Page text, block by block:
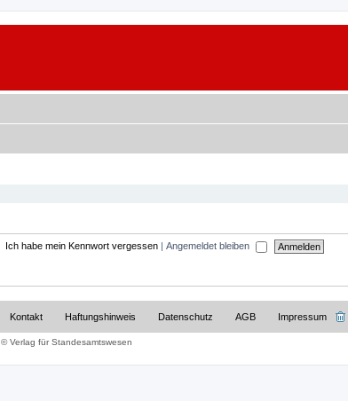
Ich habe mein Kennwort vergessen | Angemeldet bleiben
Impressum
AGB
Datenschutz
Haftungshinweis
Kontakt
© Verlag für Standesamtswesen